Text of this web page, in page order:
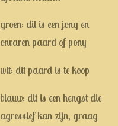
groen: dit is een jong en
onvaren paard of pony
wit: dit paard is te koop
blauw: dit is een hengst die
agressief kan zijn, graag